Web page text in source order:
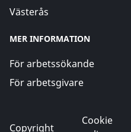
Västerås
MER INFORMATION
För arbetssökande
För arbetsgivare
Copyright
Cookie